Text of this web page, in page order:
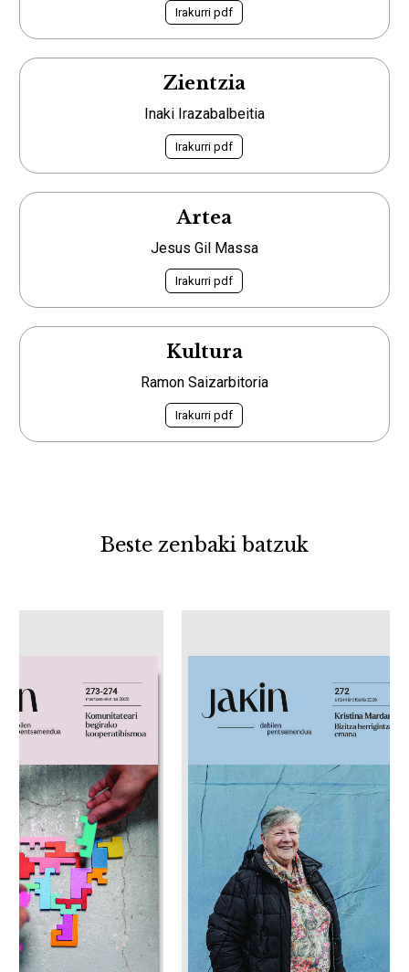
Irakurri pdf
Zientzia
Inaki Irazabalbeitia
Irakurri pdf
Artea
Jesus Gil Massa
Irakurri pdf
Kultura
Ramon Saizarbitoria
Irakurri pdf
Beste zenbaki batzuk